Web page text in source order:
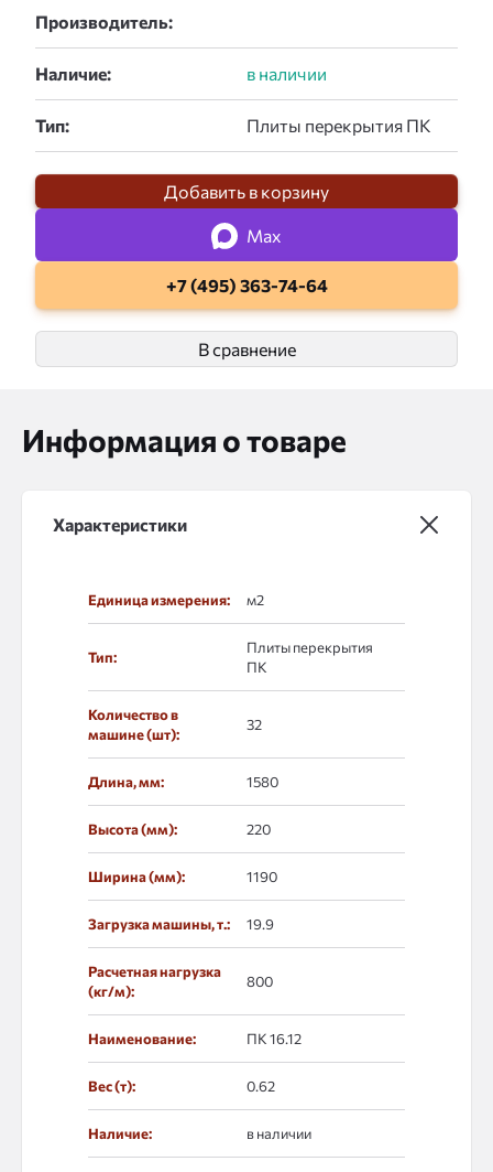
Производитель:
Наличие:
Тип:
Добавить в корзину
Max
+7 (495) 363-74-64
В сравнение
Информация о товаре
Характеристики
Единица измерения: м2
Тип:
Плиты перекрытия
ПК
Количество в
машине (шт):
32
Длина, мм: 1580
Высота (мм): 220
Ширина (мм): 1190
Загрузка машины, т.: 19.9
Расчетная нагрузка
(кг/м):
800
Наименование: ПК 16.12
Вес (т): 0.62
Наличие: в наличии